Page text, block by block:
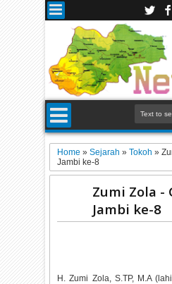
Home»Sejarah»Tokoh»
Jambi ke-8
Zumi Zola -
Jambi ke-8
H. Zumi Zola, S.TP, M.A